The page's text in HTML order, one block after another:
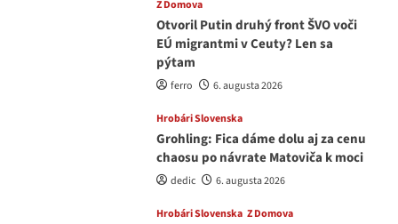
Z Domova
Otvoril Putin druhý front ŠVO voči
EÚ migrantmi v Ceuty? Len sa
pýtam
ferro 6. augusta 2026
Hrobári Slovenska
Grohling: Fica dáme dolu aj za cenu
chaosu po návrate Matoviča k moci
dedic 6. augusta 2026
Hrobári Slovenska Z Domova